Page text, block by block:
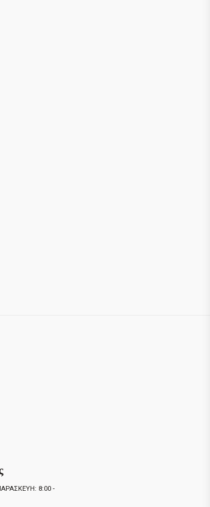
8:00 -